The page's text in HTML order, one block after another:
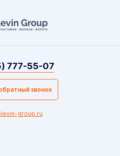
777-55-07
звонок
group.ru